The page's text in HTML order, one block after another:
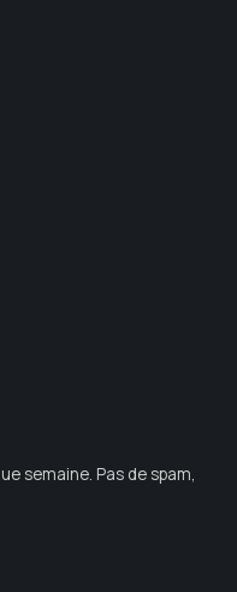
semaine. Pas de spam,